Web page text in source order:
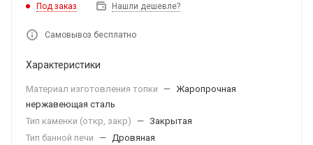
Под заказ Нашли дешевле?
Самовывоз бесплатно
Характеристики
Материал изготовления топки — Жаропрочная
нержавеющая сталь
Тип каменки (откр, закр)
— Закрытая
Тип банной печи
— Дровяная